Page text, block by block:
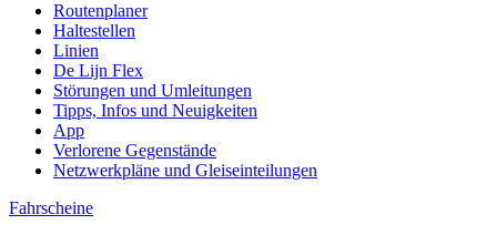
Routenplaner
Haltestellen
Linien
De Lijn Flex
Störungen und Umleitungen
Tipps, Infos und Neuigkeiten
App
Verlorene Gegenstände
Netzwerkpläne und Gleiseinteilungen
Fahrscheine